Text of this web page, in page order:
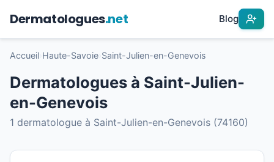
Dermatologues.net Blog
Accueil Haute-Savoie Saint-Julien-en-Genevois
Dermatologues à Saint-Julien-
en-Genevois
1 dermatologue à Saint-Julien-en-Genevois (74160)